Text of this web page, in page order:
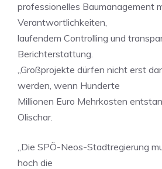
professionelles Baumanagement
Verantwortlichkeiten,
laufendem Controlling und
Berichterstattung.
„Großprojekte dürfen nicht erst
werden, wenn Hunderte
Millionen Euro Mehrkosten
Olischar.
„Die SPÖ-Neos-Stadtregierung
hoch die